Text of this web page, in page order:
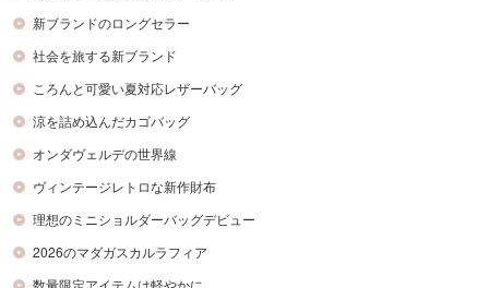
新ブランドのロングセラー
社会を旅する新ブランド
ころんと可愛い夏対応レザーバッグ
涼を詰め込んだカゴバッグ
オンダヴェルデの世界線
ヴィンテージレトロな新作財布
理想のミニショルダーバッグデビュー
2026のマダガスカルラフィア
数量限定アイテムは軽やかに